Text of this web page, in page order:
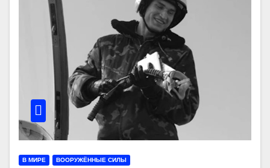
В МИРЕ ВООРУЖЁННЫЕ СИЛЫ